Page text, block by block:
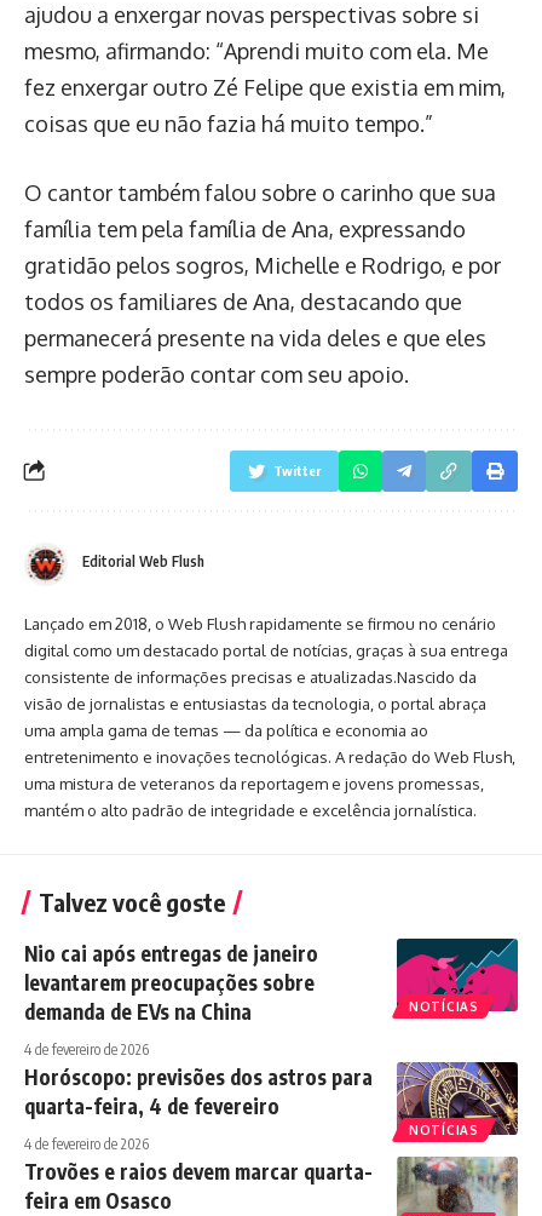
ajudou a enxergar novas perspectivas sobre si
mesmo, afirmando: “Aprendi muito com ela. Me
fez enxergar outro Zé Felipe que existia em mim,
coisas que eu não fazia há muito tempo.”
O cantor também falou sobre o carinho que sua
família tem pela família de Ana, expressando
gratidão pelos sogros, Michelle e Rodrigo, e por
todos os familiares de Ana, destacando que
permanecerá presente na vida deles e que eles
sempre poderão contar com seu apoio.
Twitter
Editorial Web Flush
Lançado em 2018, o Web Flush rapidamente se firmou no cenário
digital como um destacado portal de notícias, graças à sua entrega
consistente de informações precisas e atualizadas.Nascido da
visão de jornalistas e entusiastas da tecnologia, o portal abraça
uma ampla gama de temas — da política e economia ao
entretenimento e inovações tecnológicas. A redação do Web Flush,
uma mistura de veteranos da reportagem e jovens promessas,
mantém o alto padrão de integridade e excelência jornalística.
Talvez você goste
NOTÍCIAS
Nio cai após entregas de janeiro
levantarem preocupações sobre
demanda de EVs na China
4 de fevereiro de 2026
NOTÍCIAS
Horóscopo: previsões dos astros para
quarta-feira, 4 de fevereiro
4 de fevereiro de 2026
Trovões e raios devem marcar quarta-
feira em Osasco